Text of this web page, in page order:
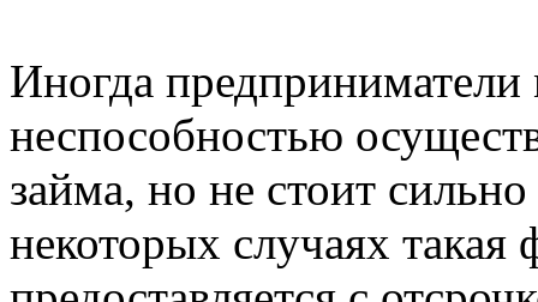
Иногда предприниматели
неспособностью
займа, но не стоит
некоторых случаях